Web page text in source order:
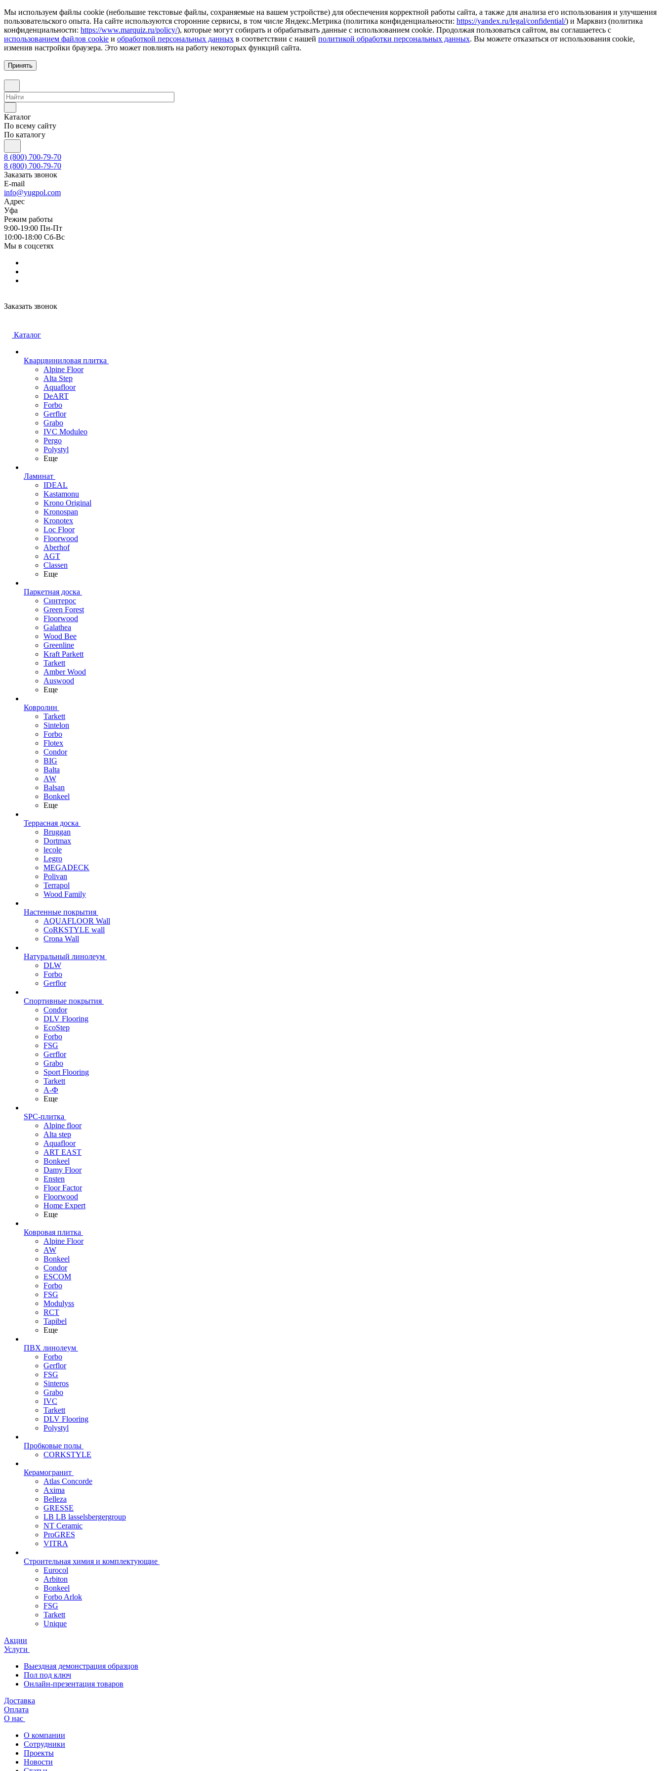
Мы используем файлы cookie (небольшие текстовые файлы, сохраняемые на вашем устройстве) для обеспечения корректной работы сайта, а также для анализа его использования и улучшения
пользовательского опыта. На сайте используются сторонние сервисы, в том числе Яндекс.Метрика (политика конфиденциальности: https://yandex.ru/legal/confidential/) и Марквиз (политика
конфиденциальности: https://www.marquiz.ru/policy/), которые могут собирать и обрабатывать данные с использованием cookie. Продолжая пользоваться сайтом, вы соглашаетесь с
использованием файлов cookie и обработкой персональных данных в соответствии с нашей политикой обработки персональных данных. Вы можете отказаться от использования cookie,
изменив настройки браузера. Это может повлиять на работу некоторых функций сайта.
Принять
Каталог
По всему сайту
По каталогу
8 (800) 700-79-70
8 (800) 700-79-70
Заказать звонок
E-mail
info@yugpol.com
Адрес
Уфа
Режим работы
9:00-19:00 Пн-Пт
10:00-18:00 Cб-Вс
Мы в соцсетях
Заказать звонок
Каталог
Кварцвиниловая плитка
Alpine Floor
Alta Step
Aquafloor
DeART
Forbo
Gerflor
Grabo
IVC Moduleo
Pergo
Polystyl
Еще
Ламинат
IDEAL
Kastamonu
Krono Original
Kronospan
Kronotex
Loc Floor
Floorwood
Aberhof
AGT
Classen
Еще
Паркетная доска
Синтерос
Green Forest
Floorwood
Galathea
Wood Bee
Greenline
Kraft Parkett
Tarkett
Amber Wood
Auswood
Еще
Ковролин
Tarkett
Sintelon
Forbo
Flotex
Condor
BIG
Balta
AW
Balsan
Bonkeel
Еще
Террасная доска
Bruggan
Dortmax
lecole
Legro
MEGADECK
Polivan
Terrapol
Wood Family
Настенные покрытия
AQUAFLOOR Wall
CoRKSTYLE wall
Crona Wall
Натуральный линолеум
DLW
Forbo
Gerflor
Спортивные покрытия
Condor
DLV Flooring
EcoStep
Forbo
FSG
Gerflor
Grabo
Sport Flooring
Tarkett
А-Ф
Еще
SPC-плитка
Alpine floor
Alta step
Aquafloor
ART EAST
Bonkeel
Damy Floor
Ensten
Floor Factor
Floorwood
Home Expert
Еще
Ковровая плитка
Alpine Floor
AW
Bonkeel
Condor
ESCOM
Forbo
FSG
Modulyss
RCT
Tapibel
Еще
ПВХ линолеум
Forbo
Gerflor
FSG
Sinteros
Grabo
IVC
Tarkett
DLV Flooring
Polystyl
Пробковые полы
CORKSTYLE
Керамогранит
Atlas Concorde
Axima
Belleza
GRESSE
LB LB lasselsbergergroup
NT Ceramic
ProGRES
VITRA
Строительная химия и комплектующие
Eurocol
Arbiton
Bonkeel
Forbo Arlok
FSG
Tarkett
Unique
Акции
Услуги
Выездная демонстрация образцов
Пол под ключ
Онлайн-презентация товаров
Доставка
Оплата
О нас
О компании
Сотрудники
Проекты
Новости